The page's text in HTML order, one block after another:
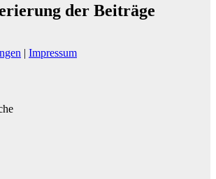
der Beiträge
| Impressum